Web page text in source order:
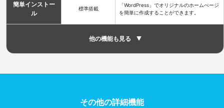
簡単インストー
ル
標準搭載
「WordPress」でオリジナルのホームぺージ
を簡単に作成することができます。
他の機能も見る
その他の詳細機能